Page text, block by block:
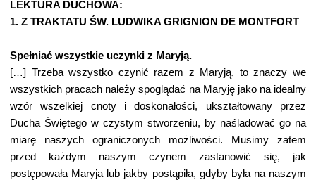
LEKTURA DUCHOWA:
1. Z TRAKTATU ŚW. LUDWIKA GRIGNION DE MONTFORT
Spełniać wszystkie uczynki z Maryją.
[…] Trzeba wszystko czynić razem z Maryją, to znaczy we
wszystkich pracach należy spoglądać na Maryję jako na idealny
wzór wszelkiej cnoty i doskonałości, ukształtowany przez
Ducha Świętego w czystym stworzeniu, by naśladować go na
miarę naszych ograniczonych możliwości. Musimy zatem
przed każdym naszym czynem zastanowić się, jak
postępowała Maryja lub jakby postąpiła, gdyby była na naszym